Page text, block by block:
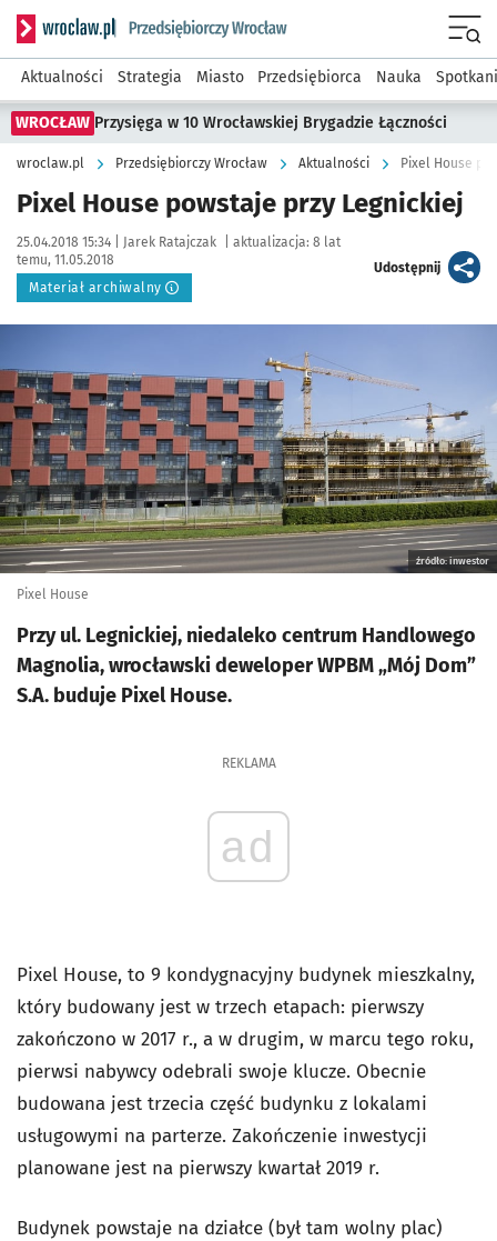
Serwis informacyjny wroclaw.pl podserwis: Strategia
Aktualności Strategia Miasto Przedsiębiorca Nauka
WROCŁAW Przysięga w 10 Wrocławskiej Brygadzie Łączności
wroclaw.pl Przedsiębiorczy Wrocław Aktualności Pixel House
Pixel House powstaje przy Legnickiej
Data publikacji:
25.04.2018 15:34 | Autor:
Jarek Ratajczak aktualizacja: 8 lat
temu, 11.05.2018
Materiał archiwalny
Udostępnijartykuł
źródło: inwestor
Pixel House
Przy ul. Legnickiej, niedaleko centrum Handlowego
Magnolia, wrocławski deweloper WPBM „Mój Dom”
S.A. buduje Pixel House.
REKLAMA
ad
Pixel House, to 9 kondygnacyjny budynek mieszkalny,
który budowany jest w trzech etapach: pierwszy
zakończono w 2017 r., a w drugim, w marcu tego roku,
pierwsi nabywcy odebrali swoje klucze. Obecnie
budowana jest trzecia część budynku z lokalami
usługowymi na parterze. Zakończenie inwestycji
planowane jest na pierwszy kwartał 2019 r.
Budynek powstaje na działce (był tam wolny plac)